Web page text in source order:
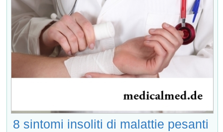
8 sintomi insoliti di malattie pesanti